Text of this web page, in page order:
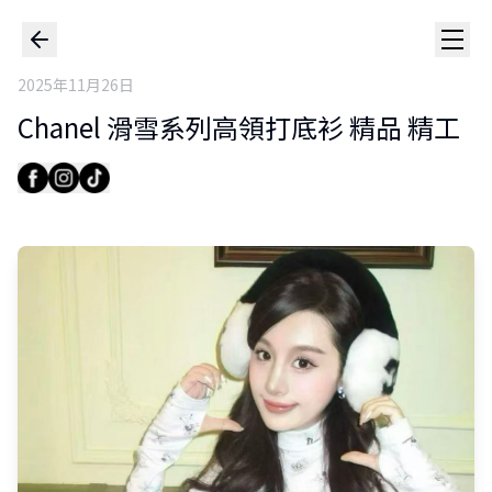
2025年11月26日
Chanel 滑雪系列高領打底衫 精品 精工